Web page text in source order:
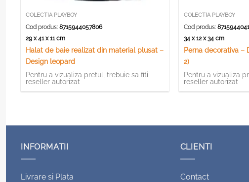
COLECTIA PLAYBOY
Cod produs:8715944057806
29 x 41 x 11 cm
Halat de baie realizat din material plusat –
Design leopard
Pentru a vizualiza pretul, trebuie sa fiti
reseller autorizat
COLECTIA PLAYBOY
Cod produs:
34 x 12 x 34 cm
Perna decorativa –
2)
Pentru a vizualiza
reseller autorizat
INFORMATII
Livrare si Plata
CLIENTI
Contact